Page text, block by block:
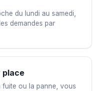
du lundi au samedi,
demandes par
place
fuite ou la panne, vous